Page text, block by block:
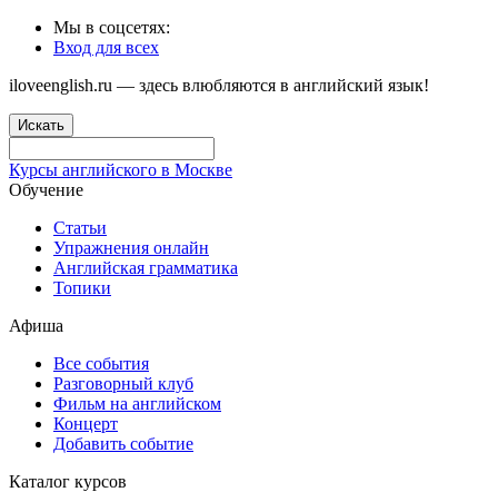
Мы в соцсетях:
Вход для всех
iloveenglish.ru — здесь влюбляются в английский язык!
Искать
Курсы английского в Москве
Обучение
Статьи
Упражнения онлайн
Английская грамматика
Топики
Афиша
Все события
Разговорный клуб
Фильм на английском
Концерт
Добавить событие
Каталог курсов